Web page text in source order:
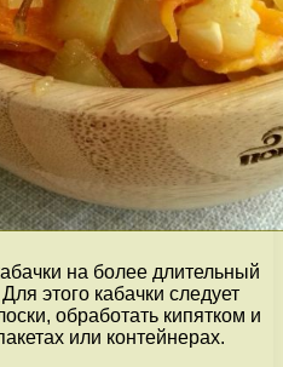
на более длительный
этого кабачки следует
обработать кипятком и
или контейнерах.